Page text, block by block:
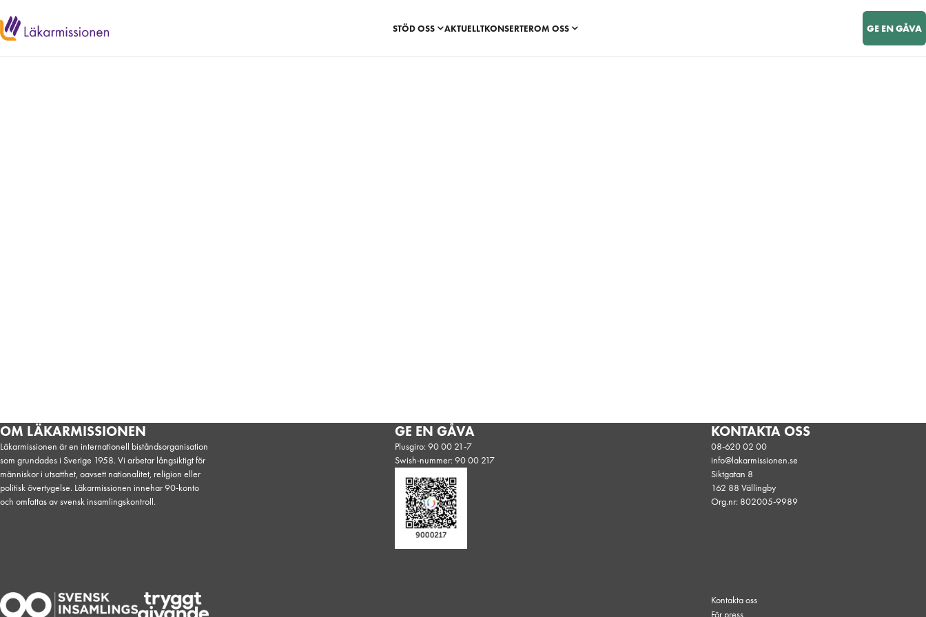
STÖD OSS AKTUELLTKONSERTEROM OSS GE EN GÅVA
OM LÄKARMISSIONEN
Läkarmissionen är en internationell biståndsorganisation
som grundades i Sverige 1958. Vi arbetar långsiktigt för
människor i utsatthet, oavsett nationalitet, religion eller
politisk övertygelse. Läkarmissionen innehar 90-konto
och omfattas av svensk insamlingskontroll.
GE EN GÅVA
Plusgiro: 90 00 21-7
Swish-nummer: 90 00 217
KONTAKTA OSS
08-620 02 00
info@lakarmissionen.se
Siktgatan 8
162 88 Vällingby
Org.nr: 802005-9989
Kontakta oss
För press